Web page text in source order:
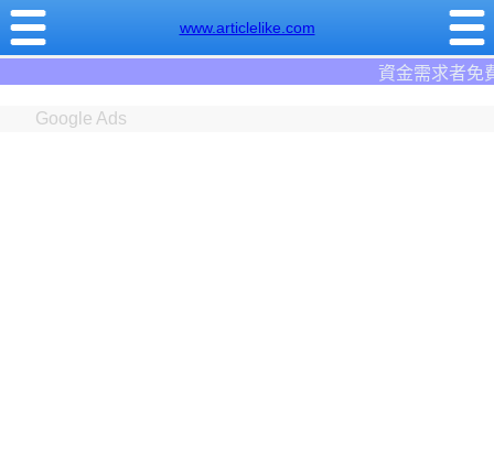
www.articlelike.com
借錢網。全台前三
Google Ads